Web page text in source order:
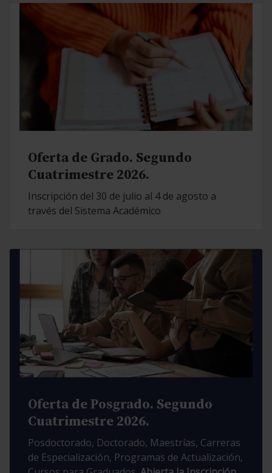
Oferta de Grado. Segundo
Cuatrimestre 2026.
Inscripción del 30 de julio al 4 de agosto a
través del Sistema Académico
Oferta de Posgrado. Segundo
Cuatrimestre 2026.
Posdoctorado, Doctorado, Maestrías, Carreras
de Especialización, Programas de Actualización,